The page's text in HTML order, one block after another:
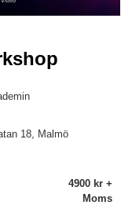
18, Malmö
4900 kr +
Moms